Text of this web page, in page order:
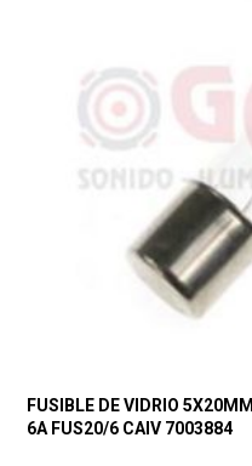
FUSIBLE DE VIDRIO 5X20MM
6A FUS20/6 CAIV 7003884